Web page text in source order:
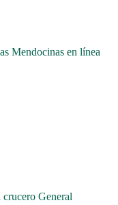
Mendocinas en línea
General